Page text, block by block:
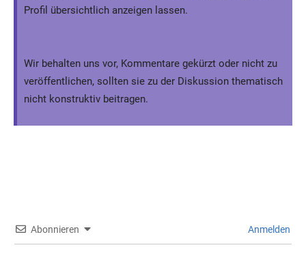
Profil übersichtlich anzeigen lassen.
Wir behalten uns vor, Kommentare gekürzt oder nicht zu
veröffentlichen, sollten sie zu der Diskussion thematisch
nicht konstruktiv beitragen.
Abonnieren Anmelden